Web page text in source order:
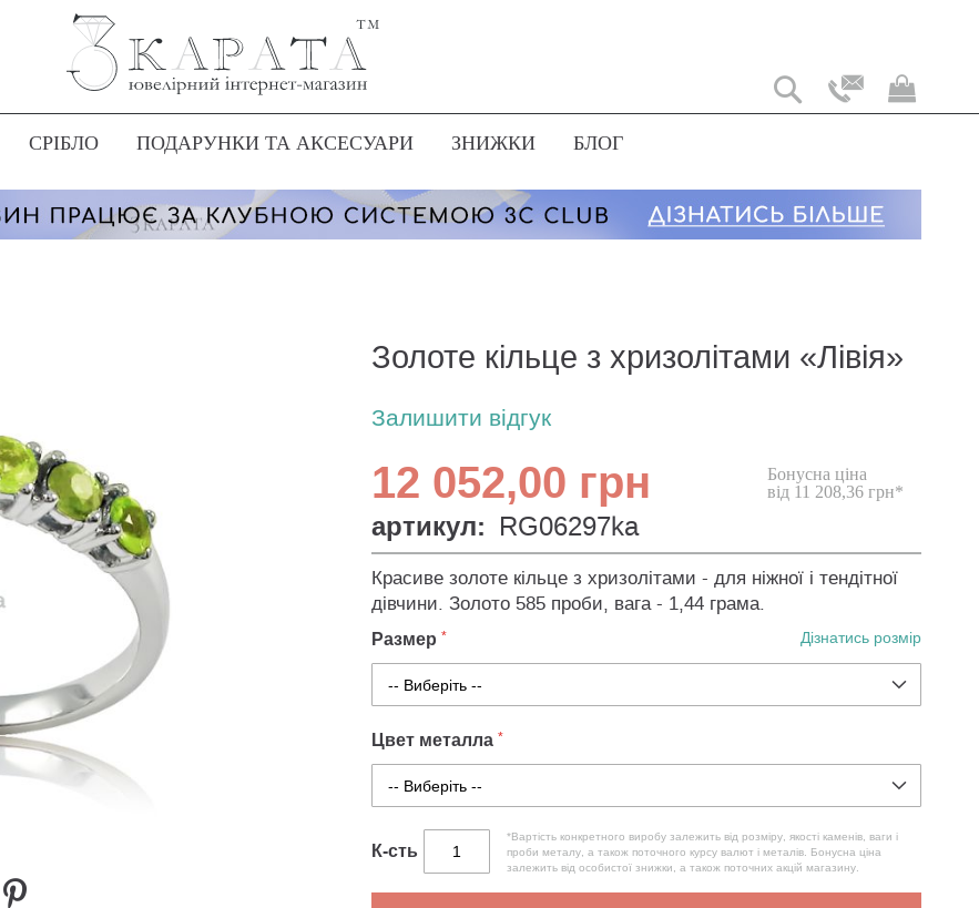
Мій
СРІБЛО ПОДАРУНКИ ТА АКСЕСУАРИ ЗНИЖКИ БЛОГ
Золоте кільце з хризолітами «Лівія»
Залишити відгук
12 052,00 грн
Бонусна ціна
від 11 208,36 грн*
артикул: RG06297ka
Красиве золоте кільце з хризолітами - для ніжної і тендітної
дівчини. Золото 585 проби, вага - 1,44 грама.
Размер Дізнатись розмір
Цвет металла
К-сть
*Вартість конкретного виробу залежить від розміру, якості каменів, ваги і
проби металу, а також поточного курсу валют і металів. Бонусна ціна
залежить від особистої знижки, а також поточних акцій магазину.